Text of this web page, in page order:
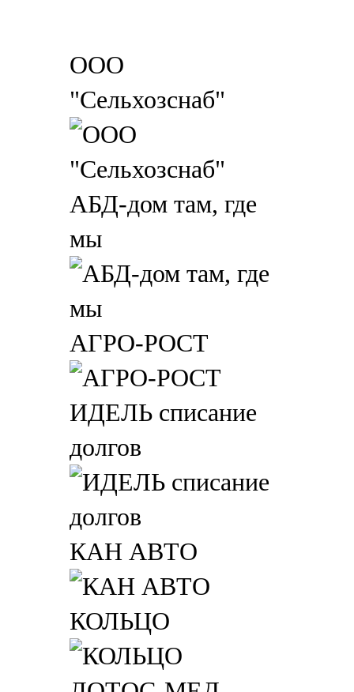
ООО
"Сельхозснаб"
АБД-дом там, где
мы
АГРО-РОСТ
ИДЕЛЬ списание
долгов
КАН АВТО
КОЛЬЦО